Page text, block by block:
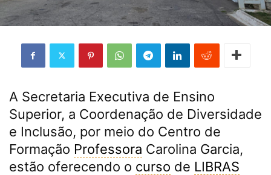
A Secretaria Executiva de Ensino
Superior, a Coordenação de Diversidade
e Inclusão, por meio do Centro de
Formação Professora Carolina Garcia,
estão oferecendo o curso de LIBRAS